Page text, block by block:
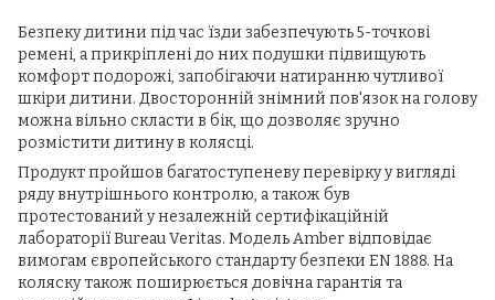
Безпеку дитини під час їзди забезпечують 5-точкові
ремені, а прикріплені до них подушки підвищують
комфорт подорожі, запобігаючи натиранню чутливої
шкіри дитини. Двосторонній знімний пов'язок на голову
можна вільно скласти в бік, що дозволяє зручно
розмістити дитину в колясці.
Продукт пройшов багатоступеневу перевірку у вигляді
ряду внутрішнього контролю, а також був
протестований у незалежній сертифікаційній
лабораторії Bureau Veritas. Модель Amber відповідає
вимогам європейського стандарту безпеки EN 1888. На
коляску також поширюється довічна гарантія та